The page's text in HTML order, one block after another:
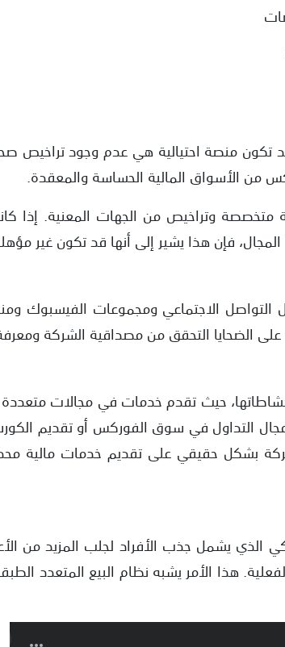
تكون منصة احتيالية هي عدم وجود تراخيص
من الأسواق المالية الحساسة والمعقدة.
متخصصة وتراخيص من الجهات المعنية. إذا
فإن هذا يشير إلى أنها قد تكون غير
التواصل الاجتماعي ومجموعات الفيسبوك
الضحايا التحقق من مصداقية الشركة
حيث تقدم خدمات في مجالات متعددة
التداول في سوق الفوركس أو تقديم
بشكل حقيقي على تقديم خدمات مالية
الذي يشمل جذب الأفراد لجلب المزيد من
هذا الأمر يشبه نظام البيع المتعدد